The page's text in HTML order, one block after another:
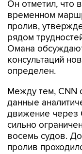
Он отметил, что
временном
пролив,
рядом
Омана
консультаций
определен.
Между тем, CNN
данные
движение через
сильно
восемь судов.
пролив